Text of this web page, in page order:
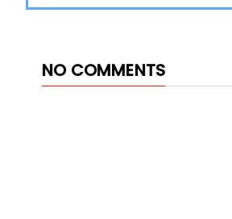
NO COMMENTS